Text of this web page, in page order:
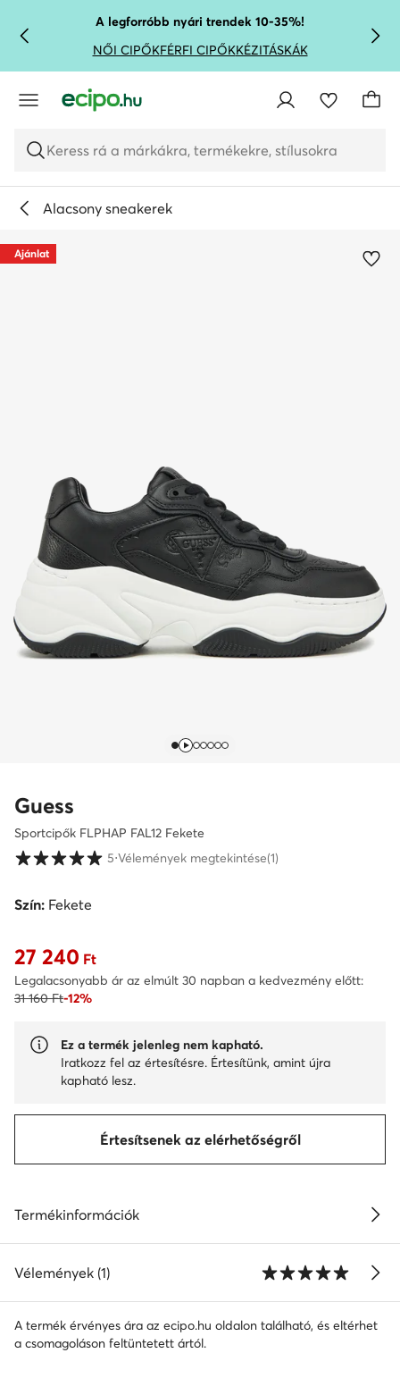
UGRÁS A FŐ TARTALOMRA
UGRÁS A KERESÉSHEZA legforróbb nyári trendek 10-35%!
NŐI CIPŐKFÉRFI CIPŐKKÉZITÁSKÁK
Keress rá a márkákra, termékekre, stílusokra
Alacsony sneakerek
Ajánlat
Guess
Sportcipők FLPHAP FAL12 Fekete
Vásárlói értékelések 1-5 skálán
5⋅Vélemények megtekintése(1)
Szín: Fekete
Aktuális ár 27 240 Ft
27 240 Ft
Legalacsonyabb ár az elmúlt 30 napban a kedvezmény előtt:
31 160 Ft-12%
Ez a termék jelenleg nem kapható.
Iratkozz fel az értesítésre. Értesítünk, amint újra
kapható lesz.
Értesítsenek az elérhetőségről
Termékinformációk
Vélemények (1)
A termék érvényes ára az ecipo.hu oldalon található, és eltérhet
a csomagoláson feltüntetett ártól.